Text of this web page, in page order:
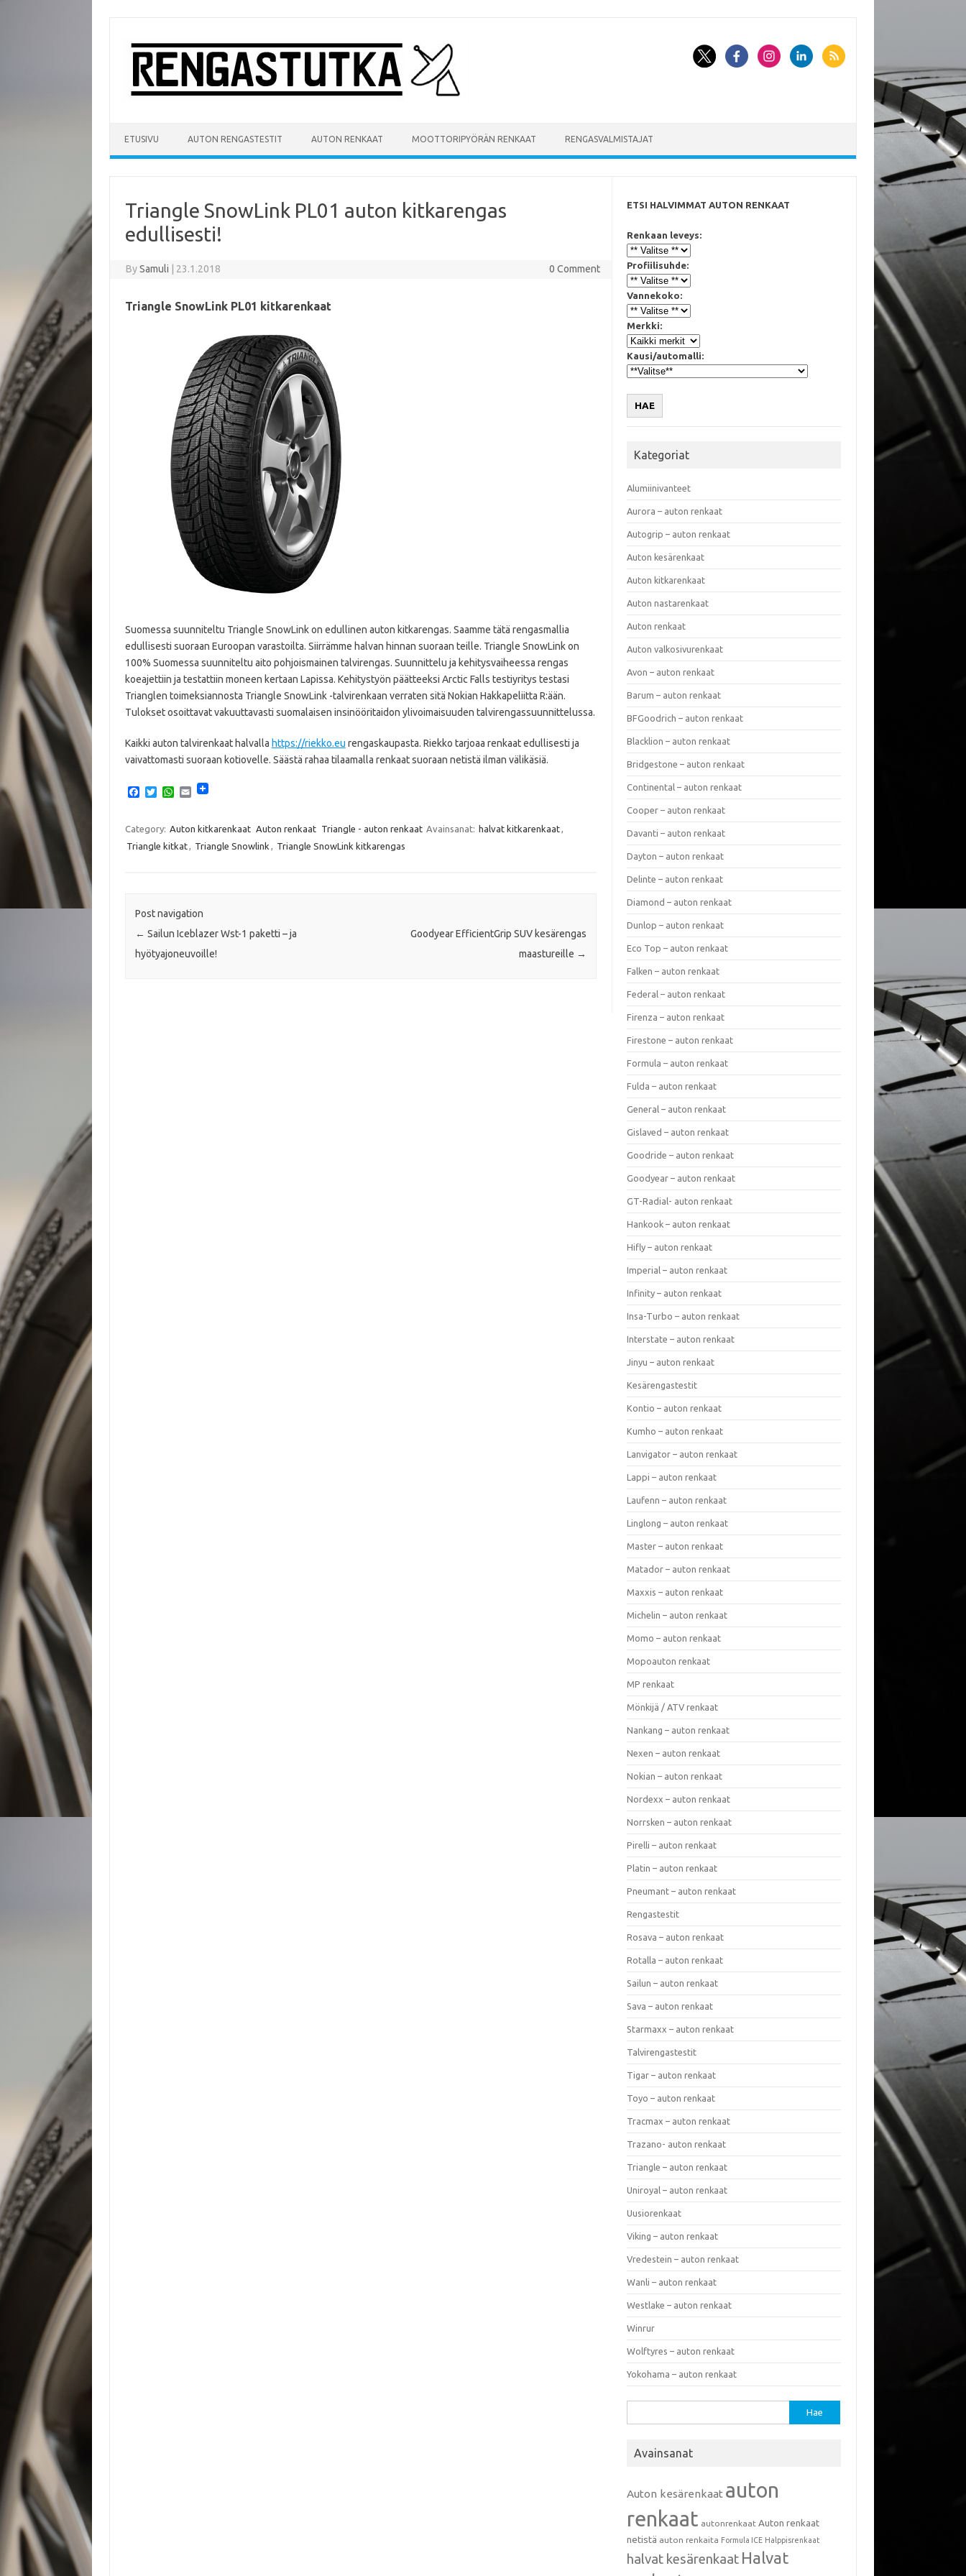
content
ETUSIVU AUTON RENGASTESTIT AUTON RENKAAT MOOTTORIPYÖRÄN RENKAAT RENGASVALMISTAJAT
Triangle SnowLink PL01 auton kitkarengas
edullisesti!
BySamuli 23.1.2018 0 Comment
Triangle SnowLink PL01 kitkarenkaat
Suomessa suunniteltu Triangle SnowLink on edullinen auton kitkarengas. Saamme tätä rengasmallia
edullisesti suoraan Euroopan varastoilta. Siirrämme halvan hinnan suoraan teille. Triangle SnowLink on
100% Suomessa suunniteltu aito pohjoismainen talvirengas. Suunnittelu ja kehitysvaiheessa rengas
koeajettiin ja testattiin moneen kertaan Lapissa. Kehitystyön päätteeksi Arctic Falls testiyritys testasi
Trianglen toimeksiannosta Triangle SnowLink -talvirenkaan verraten sitä Nokian Hakkapeliitta R:ään.
Tulokset osoittavat vakuuttavasti suomalaisen insinööritaidon ylivoimaisuuden talvirengassuunnittelussa.
Kaikki auton talvirenkaat halvalla https://riekko.eu rengaskaupasta. Riekko tarjoaa renkaat edullisesti ja
vaivattomasti suoraan kotiovelle. Säästä rahaa tilaamalla renkaat suoraan netistä ilman välikäsiä.
F
e
b
o
T
t
t
e
W
t
A
E
i
Category: Auton kitkarenkaat Auton renkaat Triangle - auton renkaat Avainsanat: halvat kitkarenkaat,
Triangle kitkat, Triangle Snowlink , Triangle SnowLink kitkarengas
Post navigation
← Sailun Iceblazer Wst-1 paketti – ja
hyötyajoneuvoille!
Goodyear EfficientGrip SUV kesärengas
maastureille →
ETSI HALVIMMAT AUTON RENKAAT
Renkaan leveys:
Profiilisuhde:
Vannekoko:
Merkki:
Kausi/automalli:
HAE
Kategoriat
Alumiinivanteet
Aurora – auton renkaat
Autogrip – auton renkaat
Auton kesärenkaat
Auton kitkarenkaat
Auton nastarenkaat
Auton renkaat
Auton valkosivurenkaat
Avon – auton renkaat
Barum – auton renkaat
BFGoodrich – auton renkaat
Blacklion – auton renkaat
Bridgestone – auton renkaat
Continental – auton renkaat
Cooper – auton renkaat
Davanti – auton renkaat
Dayton – auton renkaat
Delinte – auton renkaat
Diamond – auton renkaat
Dunlop – auton renkaat
Eco Top – auton renkaat
Falken – auton renkaat
Federal – auton renkaat
Firenza – auton renkaat
Firestone – auton renkaat
Formula – auton renkaat
Fulda – auton renkaat
General – auton renkaat
Gislaved – auton renkaat
Goodride – auton renkaat
Goodyear – auton renkaat
GT-Radial- auton renkaat
Hankook – auton renkaat
Hifly – auton renkaat
Imperial – auton renkaat
Infinity – auton renkaat
Insa-Turbo – auton renkaat
Interstate – auton renkaat
Jinyu – auton renkaat
Kesärengastestit
Kontio – auton renkaat
Kumho – auton renkaat
Lanvigator – auton renkaat
Lappi – auton renkaat
Laufenn – auton renkaat
Linglong – auton renkaat
Master – auton renkaat
Matador – auton renkaat
Maxxis – auton renkaat
Michelin – auton renkaat
Momo – auton renkaat
Mopoauton renkaat
MP renkaat
Mönkijä / ATV renkaat
Nankang – auton renkaat
Nexen – auton renkaat
Nokian – auton renkaat
Nordexx – auton renkaat
Norrsken – auton renkaat
Pirelli – auton renkaat
Platin – auton renkaat
Pneumant – auton renkaat
Rengastestit
Rosava – auton renkaat
Rotalla – auton renkaat
Sailun – auton renkaat
Sava – auton renkaat
Starmaxx – auton renkaat
Talvirengastestit
Tigar – auton renkaat
Toyo – auton renkaat
Tracmax – auton renkaat
Trazano- auton renkaat
Triangle – auton renkaat
Uniroyal – auton renkaat
Uusiorenkaat
Viking – auton renkaat
Vredestein – auton renkaat
Wanli – auton renkaat
Westlake – auton renkaat
Winrur
Wolftyres – auton renkaat
Yokohama – auton renkaat
Avainsanat
Auton kesärenkaat auton
renkaat autonrenkaat Auton renkaat
netistä auton renkaita Formula ICE Halppisrenkaat
halvat kesärenkaat Halvat